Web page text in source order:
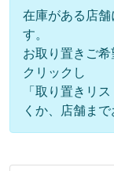
在庫がある店
す。
お取り置きご
クリックし
「取り置きリ
くか、店舗まで